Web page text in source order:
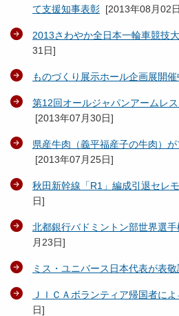
て支援知事表彰 [2013年08月02日
2013さわやか全日本一輪車競技
31日]
ものづくり展示ホール企画展開催
第12回オールジャパンアームレ
[2013年07月30日]
県産牛肉（義平福産子の牛肉）
[2013年07月25日]
秋田新幹線「R1」編成引退セレ
日]
北都銀行バドミントン部世界選
月23日]
ミス・ユニバース日本代表が表敬
ＪＩＣＡボランティア帰国者に
日]